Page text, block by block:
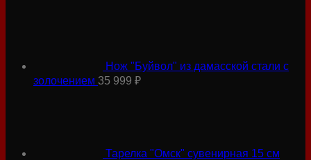
Нож "Буйвол" из дамасской стали с
золочением 35 999 ₽
Тарелка "Омск" сувенирная 15 см